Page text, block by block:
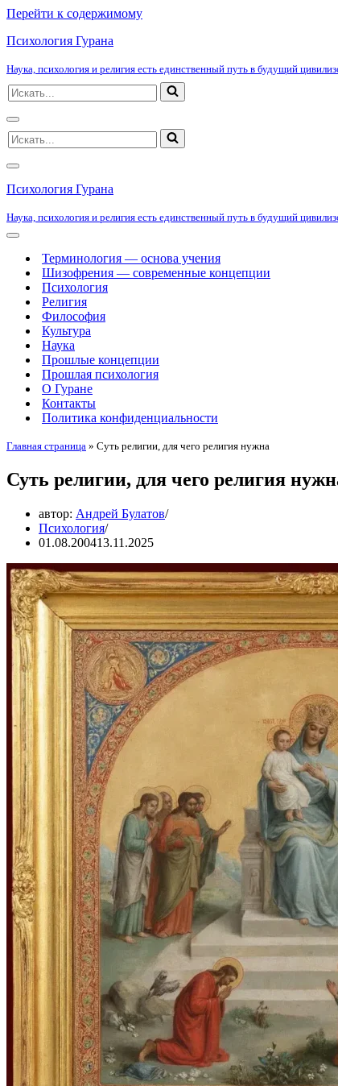
Перейти к содержимому
Психология Гурана
Наука, психология и религия есть единственный путь в будущий
Искать...
Меню
навигации
Искать...
Меню
навигации
Психология Гурана
Наука, психология и религия есть единственный путь в будущий
Меню
навигацииТерминология — основа учения
Шизофрения — современные концепции
Психология
Религия
Философия
Культура
Наука
Прошлые концепции
Прошлая психология
О Гуране
Контакты
Политика конфиденциальности
Главная страница » Суть религии, для чего религия нужна
Суть религии, для чего религия
автор: Андрей Булатов
Психология
01.08.200413.11.2025